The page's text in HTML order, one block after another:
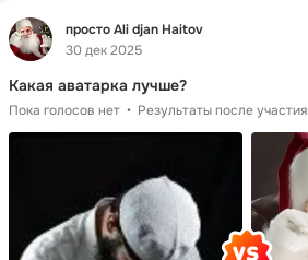
Фид
просто Ali djan Haitov
30 дек 2025
Какая аватарка лучше?
Пока голосов нет Результаты после участия